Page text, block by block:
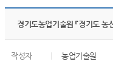
경기도농업기술원 『경기도
작성자 농업기술원